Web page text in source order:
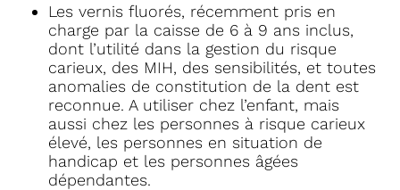
Les vernis fluorés, récemment pris en
charge par la caisse de 6 à 9 ans inclus,
dont l’utilité dans la gestion du risque
carieux, des MIH, des sensibilités, et toutes
anomalies de constitution de la dent est
reconnue. A utiliser chez l’enfant, mais
aussi chez les personnes à risque carieux
élevé, les personnes en situation de
handicap et les personnes âgées
dépendantes.